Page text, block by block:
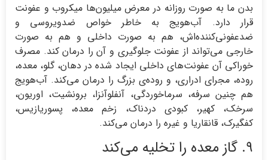
بدن ما به صورت روزانه در معرض میلیون‌ها میکروب و عفونت
قرار دارد. آب‌هویج به خاطر خواص ضدویروسی و
ضدعفونی‌کننده‌اش، هم به صورت داخلی و هم به صورت
خارجی می‌تواند از عفونت‌ جلوگیری و آن را درمان کند. مصرف
خوراکی آن عفونت‌های داخلی ایجاد شده در دهان، گلو، معده،
روده، مجرای ادراری، و روده‌ی بزرگ را درمان می‌کند. آب‌هویج
هم چنین سرفه، سرماخوردگی، آنفلوآنزا، برونشیت، اوریون،
سرخک، کهیر، کبودی دردناک، زخم معده، پسوریازیس،
کفگیرک، قانقاریا و غیره را درمان می‌کند.
۹. گاز معده را تخلیه می‌کند